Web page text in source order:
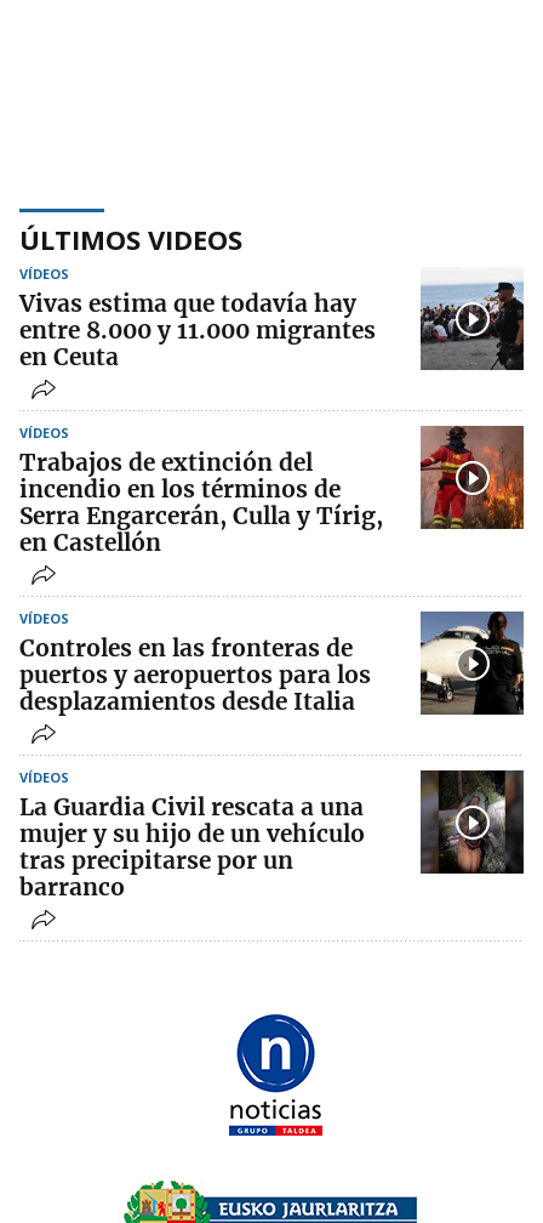
ÚLTIMOS VIDEOS
VÍDEOS
Vivas estima que todavía hay
entre 8.000 y 11.000 migrantes
en Ceuta
VÍDEOS
Trabajos de extinción del
incendio en los términos de
Serra Engarcerán, Culla y Tírig,
en Castellón
VÍDEOS
Controles en las fronteras de
puertos y aeropuertos para los
desplazamientos desde Italia
VÍDEOS
La Guardia Civil rescata a una
mujer y su hijo de un vehículo
tras precipitarse por un
barranco